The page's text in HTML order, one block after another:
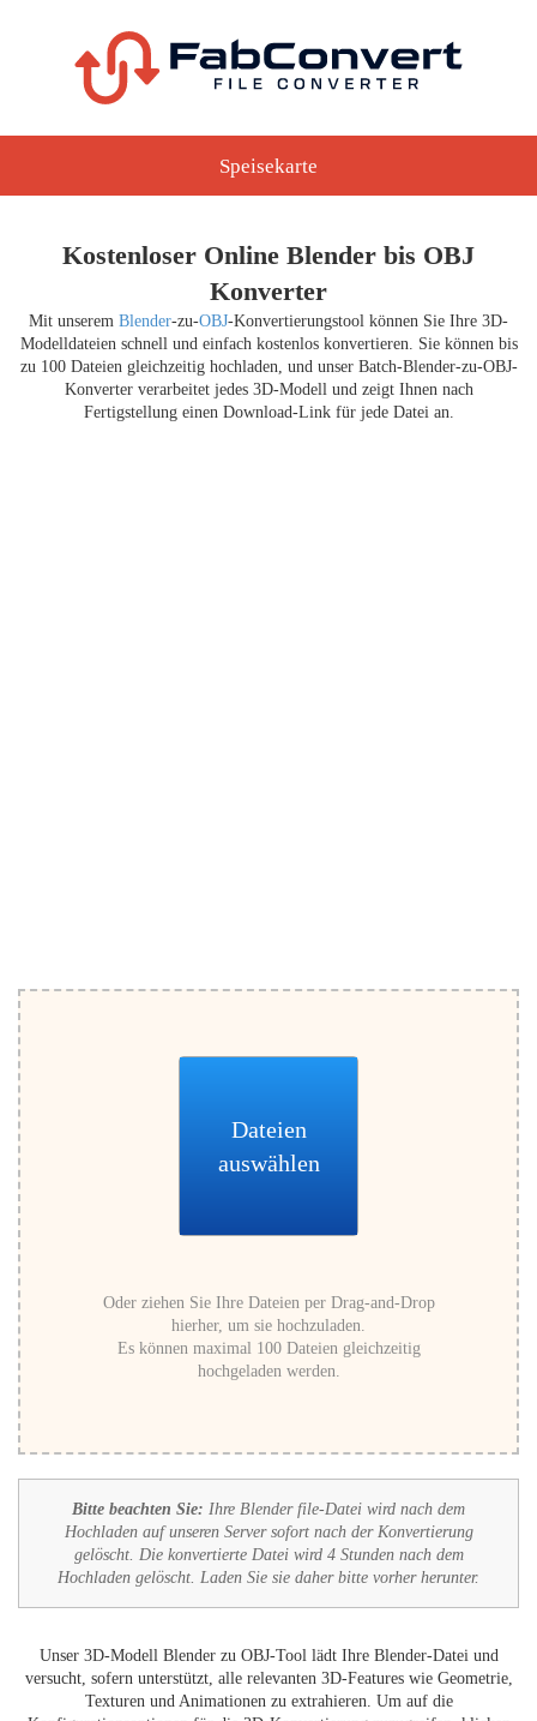
Speisekarte
Kostenloser Online Blender bis OBJ
Konverter
Mit unserem Blender-zu-OBJ-Konvertierungstool können Sie Ihre 3D-
Modelldateien schnell und einfach kostenlos konvertieren. Sie können bis
zu 100 Dateien gleichzeitig hochladen, und unser Batch-Blender-zu-OBJ-
Konverter verarbeitet jedes 3D-Modell und zeigt Ihnen nach
Fertigstellung einen Download-Link für jede Datei an.
Dateien
auswählen
Oder ziehen Sie Ihre Dateien per Drag-and-Drop
hierher, um sie hochzuladen.
Es können maximal 100 Dateien gleichzeitig
hochgeladen werden.
Bitte beachten Sie: Ihre Blender file-Datei wird nach dem
Hochladen auf unseren Server sofort nach der Konvertierung
gelöscht. Die konvertierte Datei wird 4 Stunden nach dem
Hochladen gelöscht. Laden Sie sie daher bitte vorher herunter.
Unser 3D-Modell Blender zu OBJ-Tool lädt Ihre Blender-Datei und
versucht, sofern unterstützt, alle relevanten 3D-Features wie Geometrie,
Texturen und Animationen zu extrahieren. Um auf die